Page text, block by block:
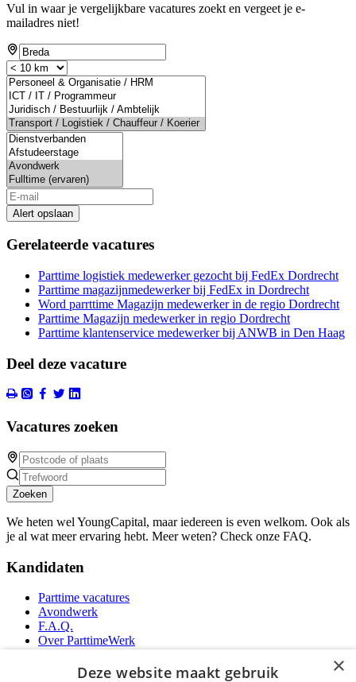
Vul in waar je vergelijkbare vacatures zoekt en vergeet je e-
mailadres niet!
Alert opslaan
Gerelateerde vacatures
Parttime logistiek medewerker gezocht bij FedEx Dordrecht
Parttime magazijnmedewerker bij FedEx in Dordrecht
Word parrttime Magazijn medewerker in de regio Dordrecht
Parttime Magazijn medewerker in regio Dordrecht
Parttime klantenservice medewerker bij ANWB in Den Haag
Deel deze vacature
Vacatures zoeken
Zoeken
We heten wel YoungCapital, maar iedereen is even welkom. Ook als
je al wat meer ervaring hebt. Meer weten? Check onze FAQ.
Kandidaten
Parttime vacatures
Avondwerk
F.A.Q.
Over ParttimeWerk
YoungCapital Android App
×
Deze website maakt gebruik